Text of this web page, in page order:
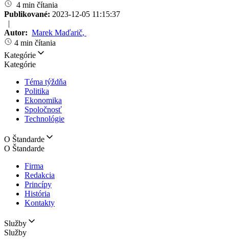
4 min čítania
Publikované: 2023-12-05 11:15:37
|
Autor: Marek Maďarič,
4 min čítania
Kategórie
Kategórie
Téma týždňa
Politika
Ekonomika
Spoločnosť
Technológie
O Štandarde
O Štandarde
Firma
Redakcia
Princípy
História
Kontakty
Služby
Služby